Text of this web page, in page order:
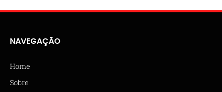
NAVEGAÇÃO
Home
Sobre